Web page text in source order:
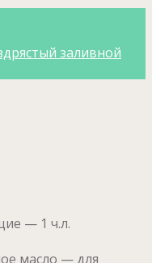
заливной
— 1 ч.л.
масло — для